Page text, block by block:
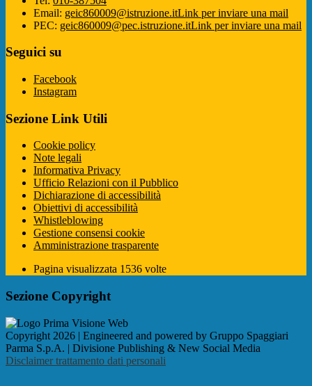
Email: geic860009@istruzione.itLink per inviare una mail
PEC: geic860009@pec.istruzione.itLink per inviare una mail
Seguici su
Facebook
Instagram
Sezione Link Utili
Cookie policy
Note legali
Informativa Privacy
Ufficio Relazioni con il Pubblico
Dichiarazione di accessibilità
Obiettivi di accessibilità
Whistleblowing
Gestione consensi cookie
Amministrazione trasparente
Pagina visualizzata 1536 volte
Sezione Copyright
Copyright 2026 | Engineered and powered by Gruppo Spaggiari
Parma S.p.A. | Divisione Publishing & New Social Media
Disclaimer trattamento dati personali